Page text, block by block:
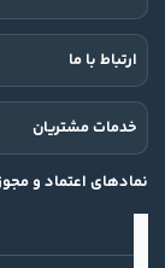
ارتباط با ما
خدمات مشتریان
نمادهای اعتماد و